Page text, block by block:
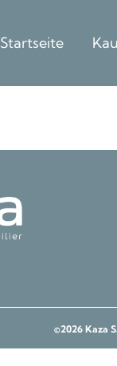
Startseite
©2026 Kaza